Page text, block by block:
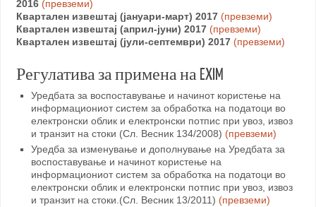
2016 (превземи)
Квартален извештај (јануари-март) 2017 (превземи)
Квартален извештај (април-јуни) 2017 (превземи)
Квартален извештај (јули-септември) 2017 (превземи)
Регулатива за примена на EXIM
Уредбата за воспоставување и начинот користење на
информациониот систем за обработка на податоци во
електронски облик и електронски потпис при увоз, извоз
и транзит на стоки (Сл. Весник 134/2008) (превземи)
Уредба за изменување и дополнување на Уредбата за
воспоставување и начинот користење на
информациониот систем за обработка на податоци во
електронски облик и електронски потпис при увоз, извоз
и транзит на стоки.(Сл. Весник 13/2011) (превземи)